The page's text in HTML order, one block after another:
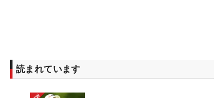
読まれています